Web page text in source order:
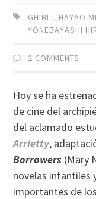
GHIBLI, HAYAO
YONEBAYASHI
2 COMMENTS
Hoy se ha
de cine del
del aclamado
Arrietty,
Borrowers (Mary
novelas infantiles
importantes de